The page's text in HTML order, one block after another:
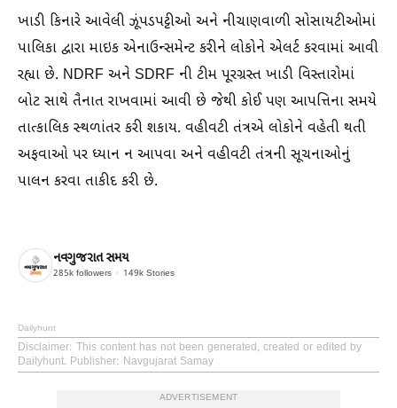
ખાડી કિનારે આવેલી ઝૂંપડપટ્ટીઓ અને નીચાણવાળી સોસાયટીઓમાં
પાલિકા દ્વારા માઇક એનાઉન્સમેન્ટ કરીને લોકોને એલર્ટ કરવામાં આવી
રહ્યા છે. NDRF અને SDRF ની ટીમ પૂરગ્રસ્ત ખાડી વિસ્તારોમાં
બોટ સાથે તૈનાત રાખવામાં આવી છે જેથી કોઈ પણ આપત્તિના સમયે
તાત્કાલિક સ્થળાંતર કરી શકાય. વહીવટી તંત્રએ લોકોને વહેતી થતી
અફવાઓ પર ધ્યાન ન આપવા અને વહીવટી તંત્રની સૂચનાઓનું
પાલન કરવા તાકીદ કરી છે.
નવગુજરાત સમય
285k followers 149k Stories
Dailyhunt
Disclaimer: This content has not been generated, created or edited by
Dailyhunt. Publisher: Navgujarat Samay
ADVERTISEMENT